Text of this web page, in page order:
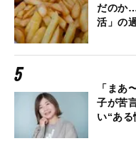
だのか
活」の
「まあ
子が苦
い“ある